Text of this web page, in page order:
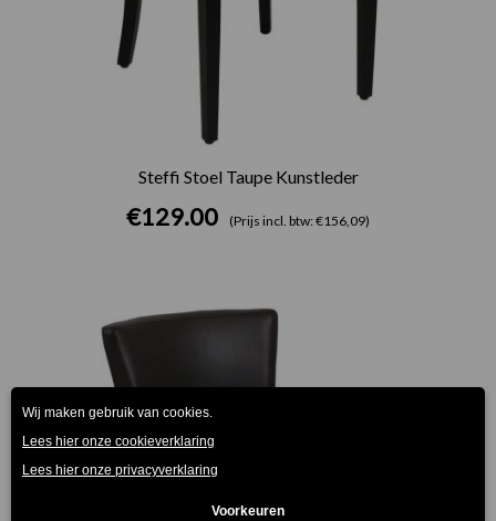
Steffi Stoel Taupe Kunstleder
€129.00 (Prijs incl. btw: €156,09)